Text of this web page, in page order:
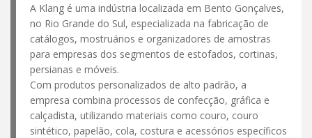
A Klang é uma indústria localizada em Bento Gonçalves,
no Rio Grande do Sul, especializada na fabricação de
catálogos, mostruários e organizadores de amostras
para empresas dos segmentos de estofados, cortinas,
persianas e móveis.
Com produtos personalizados de alto padrão, a
empresa combina processos de confecção, gráfica e
calçadista, utilizando materiais como couro, couro
sintético, papelão, cola, costura e acessórios específicos